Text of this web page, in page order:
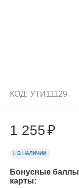
КОД: УТИ11129
1 255₽
В НАЛИЧИИ
Бонусные
карты: